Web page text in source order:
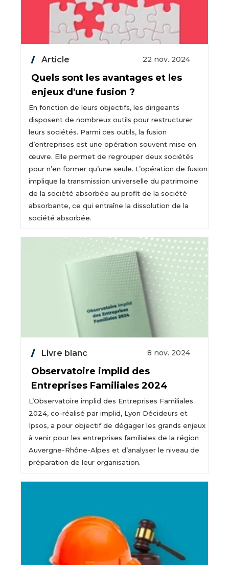
Article 22 nov. 2024
Quels sont les avantages et les
enjeux d'une fusion ?
En fonction de leurs objectifs, les dirigeants
disposent de nombreux outils pour restructurer
leurs sociétés. Parmi ces outils, la fusion
d’entreprises est une opération souvent mise en
œuvre. Elle permet de regrouper deux sociétés
pour n’en former qu’une seule. L’opération de fusion
implique la transmission universelle du patrimoine
de la société absorbée au profit de la société
absorbante, ce qui entraîne la dissolution de la
société absorbée.
Livre blanc 8 nov. 2024
Observatoire implid des
Entreprises Familiales 2024
L’Observatoire implid des Entreprises Familiales
2024, co-réalisé par implid, Lyon Décideurs et
Ipsos, a pour objectif de dégager les grands enjeux
à venir pour les entreprises familiales de la région
Auvergne-Rhône-Alpes et d’analyser le niveau de
préparation de leur organisation.